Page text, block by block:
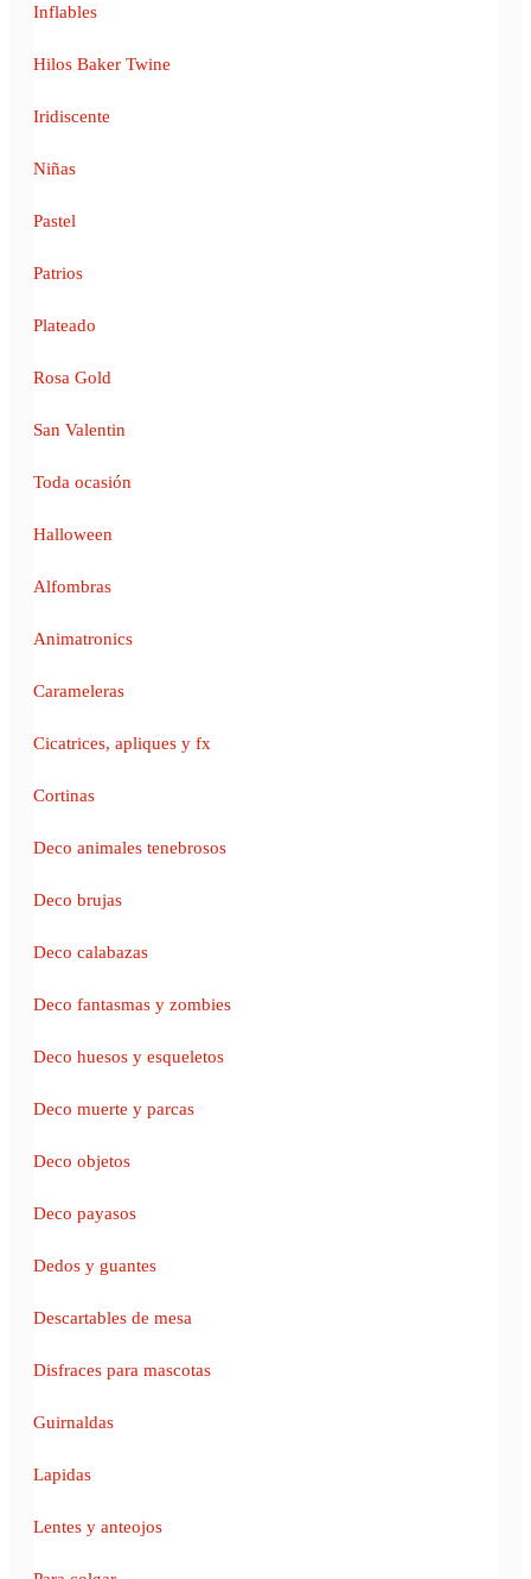
Inflables
Hilos Baker Twine
Iridiscente
Niñas
Pastel
Patrios
Plateado
Rosa Gold
San Valentin
Toda ocasión
Halloween
Alfombras
Animatronics
Carameleras
Cicatrices, apliques y fx
Cortinas
Deco animales tenebrosos
Deco brujas
Deco calabazas
Deco fantasmas y zombies
Deco huesos y esqueletos
Deco muerte y parcas
Deco objetos
Deco payasos
Dedos y guantes
Descartables de mesa
Disfraces para mascotas
Guirnaldas
Lapidas
Lentes y anteojos